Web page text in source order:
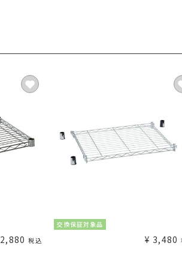
2,880 税込
交換保証対象品
¥ 3,480